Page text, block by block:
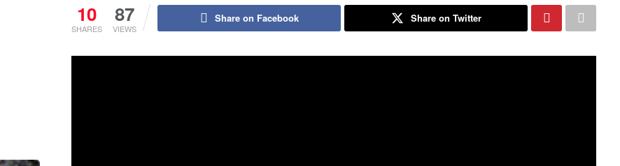
10
SHARES
87
VIEWS
Share on Facebook Share on Twitter